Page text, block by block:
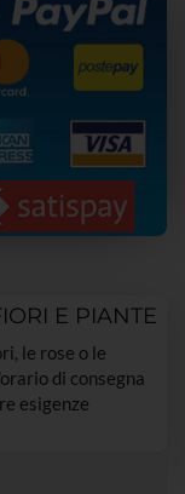
E PIANTE
le rose o le
di consegna
esigenze